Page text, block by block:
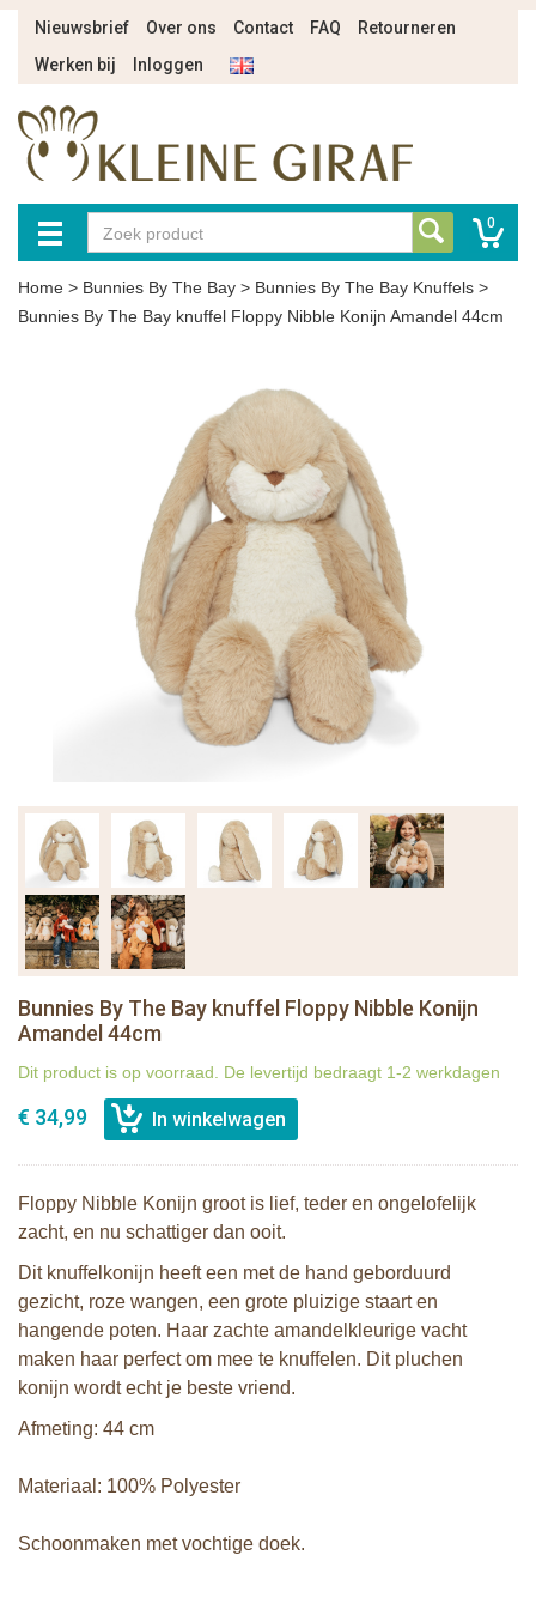
Nieuwsbrief Over ons Contact FAQ
Retourneren
Werken bij
Inloggen
0
Home > Bunnies By The Bay > Bunnies By The Bay Knuffels >
Bunnies By The Bay knuffel Floppy Nibble Konijn Amandel 44cm
Bunnies By The Bay knuffel Floppy Nibble Konijn
Amandel 44cm
Dit product is op voorraad. De levertijd bedraagt 1-2 werkdagen
€ 34,99
Floppy Nibble Konijn groot is lief, teder en ongelofelijk
zacht, en nu schattiger dan ooit.
Dit knuffelkonijn heeft een met de hand geborduurd
gezicht, roze wangen, een grote pluizige staart en
hangende poten. Haar zachte amandelkleurige vacht
maken haar perfect om mee te knuffelen. Dit pluchen
konijn wordt echt je beste vriend.
Afmeting: 44 cm
Materiaal: 100% Polyester
Schoonmaken met vochtige doek.